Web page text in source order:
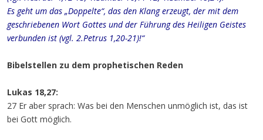
Es geht um das „Doppelte“, das den Klang erzeugt, der mit dem
geschriebenen Wort Gottes und der Führung des Heiligen Geistes
verbunden ist (vgl. 2.Petrus 1,20-21)!“
Bibelstellen zu dem prophetischen Reden
Lukas 18,27:
27 Er aber sprach: Was bei den Menschen unmöglich ist, das ist
bei Gott möglich.